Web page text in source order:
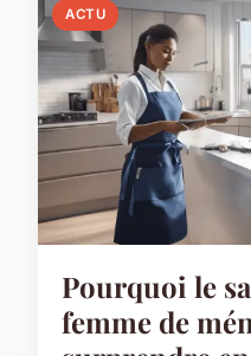
ACTU
Pourquoi le
femme de